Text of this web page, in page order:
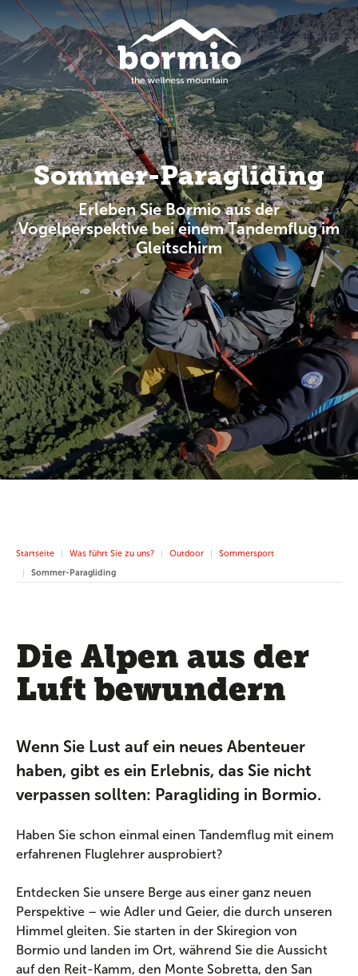
Sommer-Paragliding
Erleben Sie Bormio aus der
Vogelperspektive bei einem Tandemflug im
Gleitschirm
Startseite Was führt Sie zu uns? Outdoor
Sommersport
Sommer-Paragliding
Die Alpen aus der
Luft bewundern
Wenn Sie Lust auf ein neues Abenteuer
haben, gibt es ein Erlebnis, das Sie nicht
verpassen sollten: Paragliding in Bormio.
Haben Sie schon einmal einen Tandemflug mit einem
erfahrenen Fluglehrer ausprobiert?
Entdecken Sie unsere Berge aus einer ganz neuen
Perspektive – wie Adler und Geier, die durch unseren
Himmel gleiten. Sie starten in der Skiregion von
Bormio und landen im Ort, während Sie die Aussicht
auf den Reit-Kamm, den Monte Sobretta, den San